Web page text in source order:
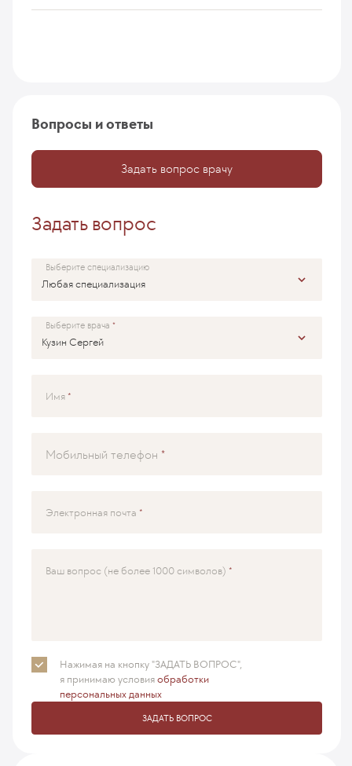
Вопросы и ответы
Задать вопрос врачу
Задать вопрос
Выберите специализацию
Выберите врача
Имя
Мобильный телефон
Электронная почта
Ваш вопрос (не более 1000 символов)
Нажимая на кнопку "ЗАДАТЬ ВОПРОС",
я принимаюусловияобработки
персональных данных
ЗАДАТЬ ВОПРОС